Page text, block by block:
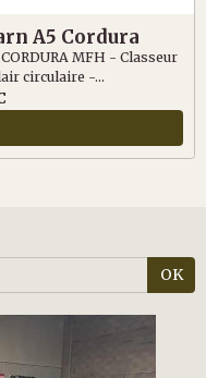
A5 Cordura
MFH - Classeur
circulaire -...
OK